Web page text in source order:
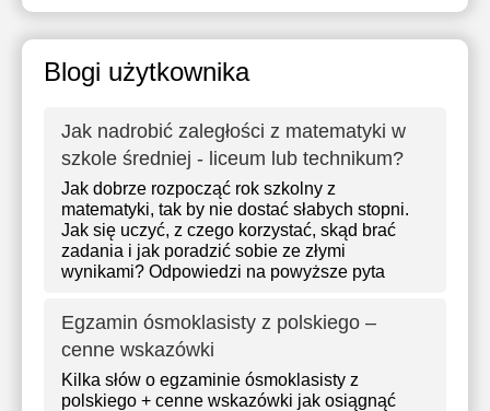
Blogi użytkownika
Jak nadrobić zaległości z matematyki w
szkole średniej - liceum lub technikum?
Jak dobrze rozpocząć rok szkolny z
matematyki, tak by nie dostać słabych stopni.
Jak się uczyć, z czego korzystać, skąd brać
zadania i jak poradzić sobie ze złymi
wynikami? Odpowiedzi na powyższe pyta
Egzamin ósmoklasisty z polskiego –
cenne wskazówki
Kilka słów o egzaminie ósmoklasisty z
polskiego + cenne wskazówki jak osiągnąć